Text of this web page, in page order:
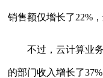
销售额仅增长了22%
不过，云计算业
的部门收入增长了